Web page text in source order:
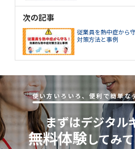
次の記事
従業員を熱中症から
対策方法と事例
使い⽅いろいろ、便利で簡単な
まずはデジタル
無料体験してみ